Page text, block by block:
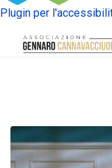
Plugin per